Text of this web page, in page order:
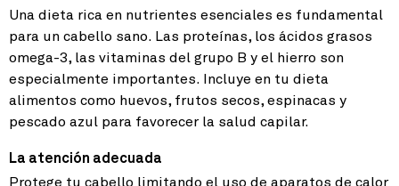
Una dieta rica en nutrientes esenciales es fundamental
para un cabello sano. Las proteínas, los ácidos grasos
omega-3, las vitaminas del grupo B y el hierro son
especialmente importantes. Incluye en tu dieta
alimentos como huevos, frutos secos, espinacas y
pescado azul para favorecer la salud capilar.
La atención adecuada
Protege tu cabello limitando el uso de aparatos de calor